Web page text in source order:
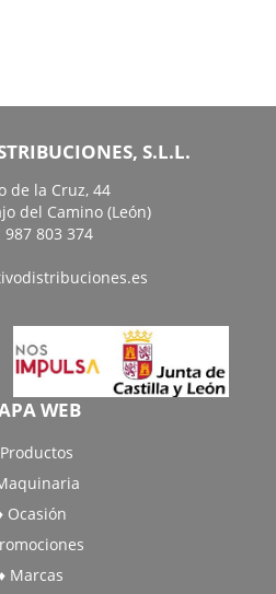
S.L.L.
de la Cruz, 44
del Camino (León)
987 803 374
WEB
Productos
Ocasión
Marcas